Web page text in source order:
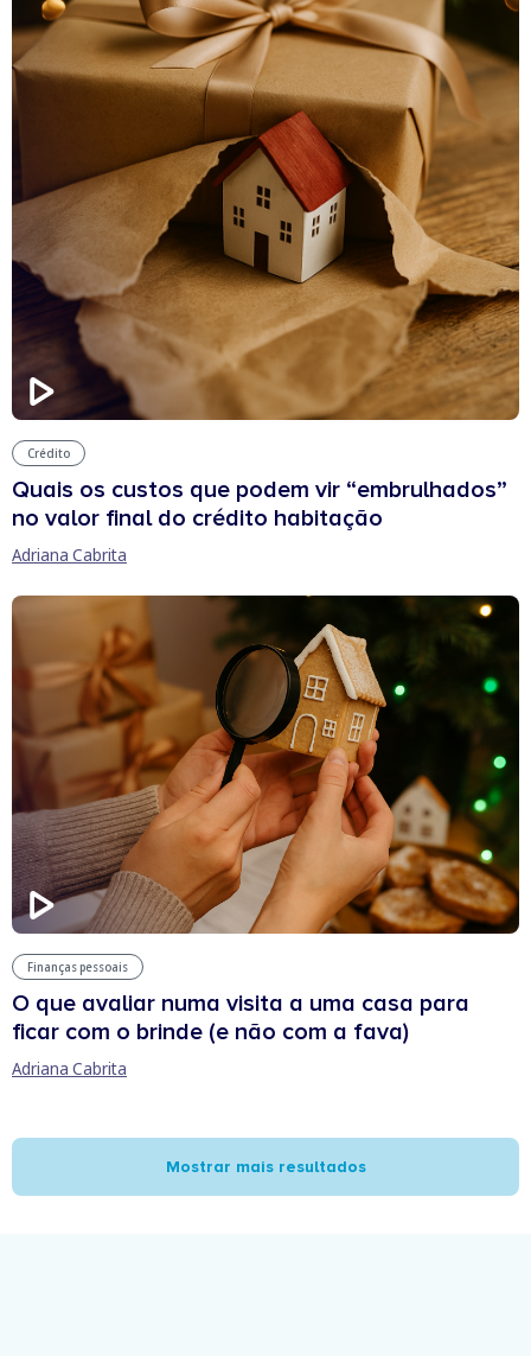
Crédito
Quais os custos que podem vir “embrulhados”
no valor final do crédito habitação
Adriana Cabrita
Finanças pessoais
O que avaliar numa visita a uma casa para
ficar com o brinde (e não com a fava)
Adriana Cabrita
Mostrar mais resultados